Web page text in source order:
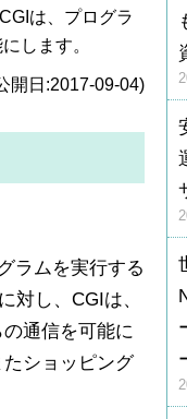
は、プログラ
します。
開日:2017-09-04)
ラムを実行する
対し、CGIは、
通信を可能に
ショッピング